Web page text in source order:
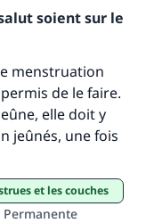
soient sur le
menstruation
de le faire.
elle doit y
jeûnés, une fois
et les couches
la vie de
à votre